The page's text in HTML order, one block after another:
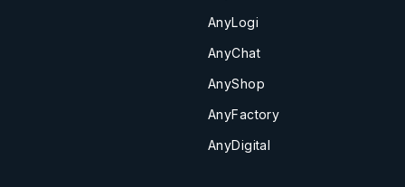
AnyLogi
AnyChat
AnyShop
AnyFactory
AnyDigital